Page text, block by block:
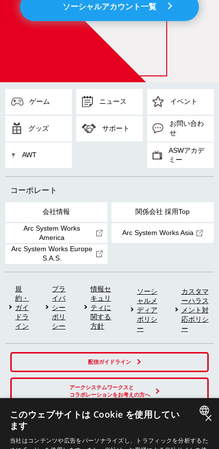
ソーシャルアカウント一覧
ゲーム ニュース イベント
グッズ サポート
お問い合わ
せ
AWT
ASWアカデ
ミー
コーポレート
会社情報 関係会社 採用Top
Arc System Works
America
Arc System Works Asia
Arc System Works Europe
S.A.S.
規
約・
ガイ
ドラ
イン
プラ
イバ
シー
ポリ
シー
情報セ
キュリ
ティに
関する
方針
ソーシ
ャルメ
ディア
ポリシ
ー
カスタマ
ーハラス
メント対
応ポリシ
ー
配信ガイドライン
アークシステムワークスと
コラボレーションをお考えの方へ
SNS
×
このウェブサイトは Cookie を使用してい
ます
当社はコンテンツや広告をパーソナライズし、トラフィックを分析するた